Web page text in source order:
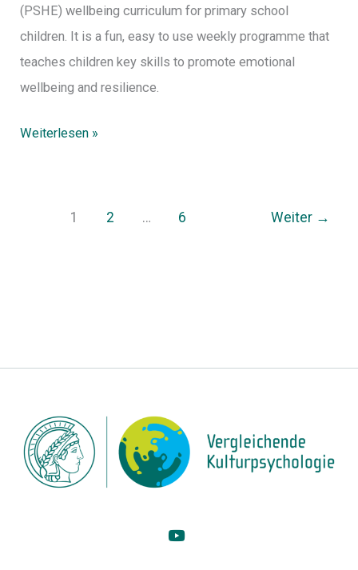
(PSHE) wellbeing curriculum for primary school
children. It is a fun, easy to use weekly programme that
teaches children key skills to promote emotional
wellbeing and resilience.
Weiterlesen »
1 2 … 6 Weiter →